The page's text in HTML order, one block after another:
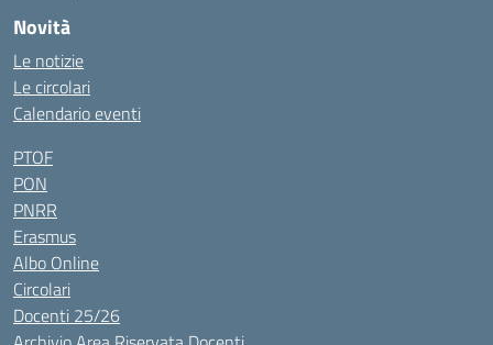
Novità
Le notizie
Le circolari
Calendario eventi
PTOF
PON
PNRR
Erasmus
Albo Online
Circolari
Docenti 25/26